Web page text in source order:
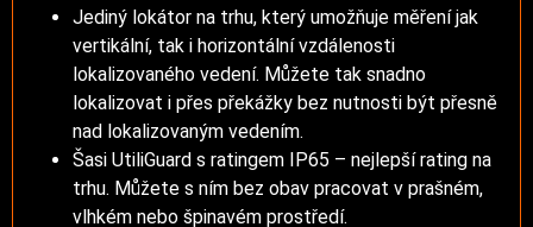
Jediný lokátor na trhu, který umožňuje měření jak
vertikální, tak i horizontální vzdálenosti
lokalizovaného vedení. Můžete tak snadno
lokalizovat i přes překážky bez nutnosti být přesně
nad lokalizovaným vedením.
Šasi UtiliGuard s ratingem IP65 – nejlepší rating na
trhu. Můžete s ním bez obav pracovat v prašném,
vlhkém nebo špinavém prostředí.